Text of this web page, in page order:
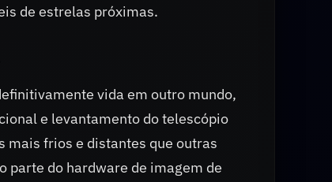
de estrelas próximas.
vida em outro mundo,
e levantamento do telescópio
mais frios e distantes que outras
parte do hardware de imagem de